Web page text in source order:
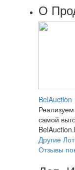
О
BelAuction
самой
Другие
Отзывы